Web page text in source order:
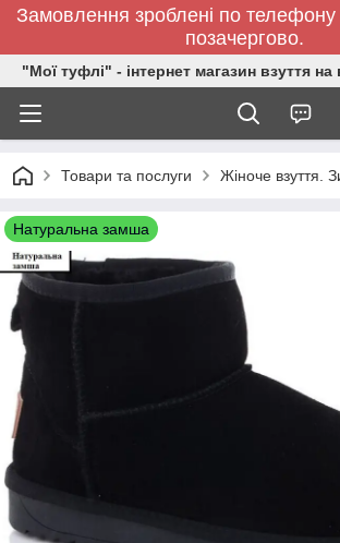
Замовлення зроблені по
позачергово.
"Мої туфлі" - інтернет магазин взуття на
Товари та послуги Жіноче взуття.
Натуральна замша